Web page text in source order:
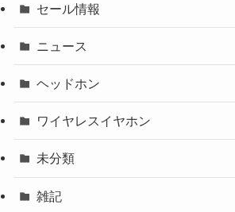
セール情報
ニュース
ヘッドホン
ワイヤレスイヤホン
未分類
雑記